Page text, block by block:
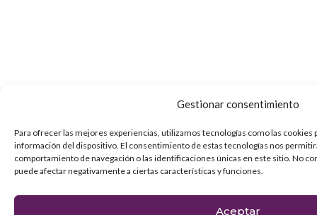
Gestionar consentimiento
Para ofrecer las mejores experiencias, utilizamos tecnologías como las cookies
información del dispositivo. El consentimiento de estas tecnologías nos
comportamiento de navegación o las identificaciones únicas en este sitio. No
puede afectar negativamente a ciertas características y funciones.
Aceptar